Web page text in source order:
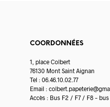
COORDONNÉES
1, place Colbert
76130 Mont Saint Aignan
Tel : 06.46.10.02.77
Email :
Accès : Bus F2 / F7 / F8 – bus